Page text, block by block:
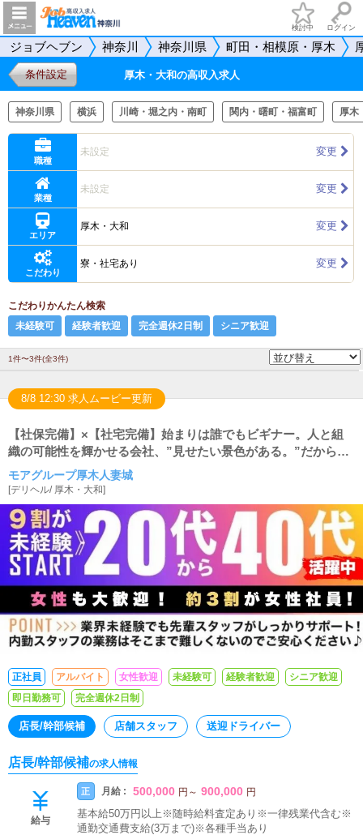
検討中 ログイン
ジョブヘブン 神奈川 神奈川県 町田・相模原・厚木
条件設定 厚木・大和の高収入求人
神奈川県 横浜 川崎・堀之内・南町 関内・曙町・福富町 厚木
職種
未設定 変更
業種
未設定 変更
エリア
厚木・大和 変更
こだわり
寮・社宅あり 変更
こだわりかんたん検索
未経験可
経験者歓迎 完全週休2日制 シニア歓迎
1件〜3件(全3件)
8/8 12:30 求人ムービー更新
【社保完備】×【社宅完備】始まりは誰でもビギナー。人と組
織の可能性を輝かせる会社、”見せたい景色がある。”だから成
長できる。
モアグループ厚木人妻城
[デリヘル/ 厚木・大和]
正社員 アルバイト 女性歓迎 未経験可 経験者歓迎
シニア歓迎
即日勤務可
完全週休2日制
店長/幹部候補 店舗スタッフ 送迎ドライバー
店長/幹部候補の求人情報
給与
正 月給 : 500,000 円 ～ 900,000 円
基本給50万円以上※随時給料査定あり※一律残業代含む※
通勤交通費支給(3万まで)※各種手当あり